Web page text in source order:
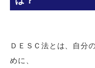
ＤＥＳＣ法とは、自分
めに、